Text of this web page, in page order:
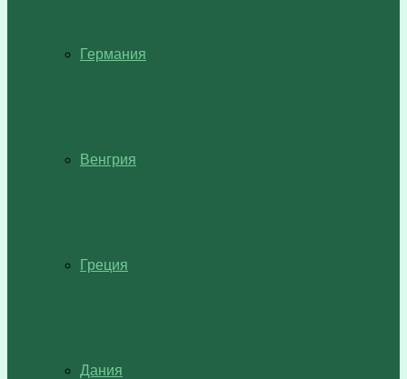
Германия
Венгрия
Греция
Дания